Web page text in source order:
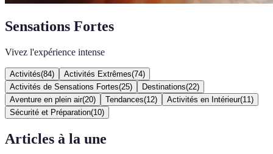
Sensations Fortes
Vivez l'expérience intense
Activités(84) Activités Extrêmes(74)
Activités de Sensations Fortes(25) Destinations(22)
Aventure en plein air(20) Tendances(12) Activités en Intérieur(11 )
Sécurité et Préparation(10)
Articles à la une